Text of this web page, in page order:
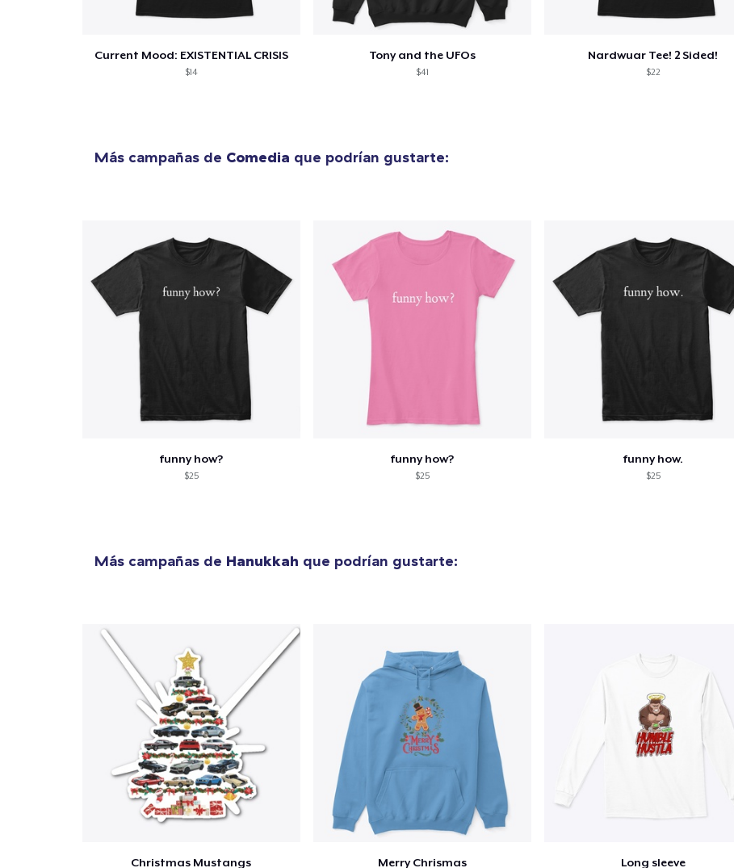
Current Mood: EXISTENTIAL CRISIS
$14
Tony and the UFOs
$41
Nardwuar Tee! 2 Sided!
$22
Más campañas de Comedia que podrían gustarte:
funny how?
$25
funny how?
$25
funny how.
$25
Más campañas de Hanukkah que podrían gustarte:
Christmas Mustangs Merry Chrismas Long sleeve